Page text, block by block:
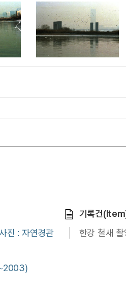
진 : 자연경관
기록건
한강 철새 촬